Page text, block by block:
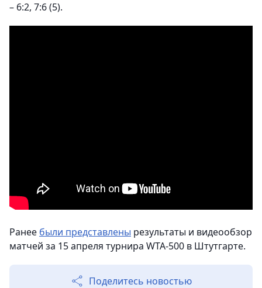
– 6:2, 7:6 (5).
Ранее были представлены результаты и видеообзор
матчей за 15 апреля турнира WTA-500 в Штутгарте.
Поделитесь новостью